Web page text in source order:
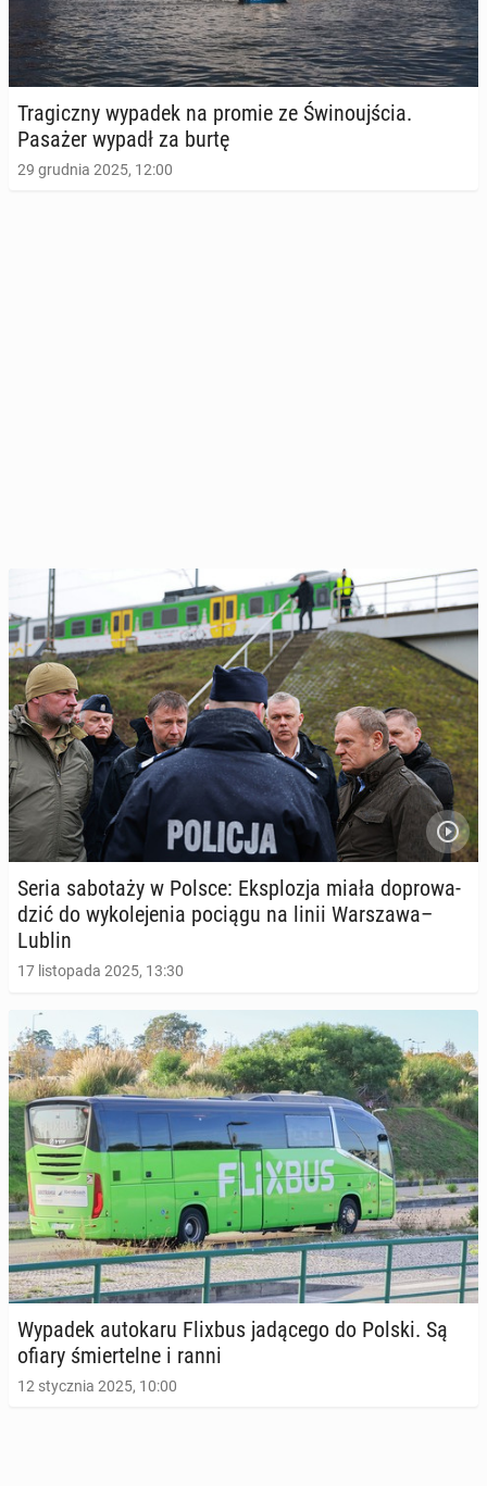
Tra­gicz­ny wypadek na promie ze Świ­no­uj­ścia.
Pasażer wypadł za burtę
29 grudnia 2025, 12:00
Seria sa­bo­ta­ży w Polsce: Eks­plo­zja miała do­pro­wa­
dzić do wy­ko­le­je­nia pociągu na linii War­sza­wa–
Lublin
17 listopada 2025, 13:30
Wypadek au­to­ka­ru Flixbus ja­dą­ce­go do Polski. Są
ofiary śmier­tel­ne i ranni
12 stycznia 2025, 10:00